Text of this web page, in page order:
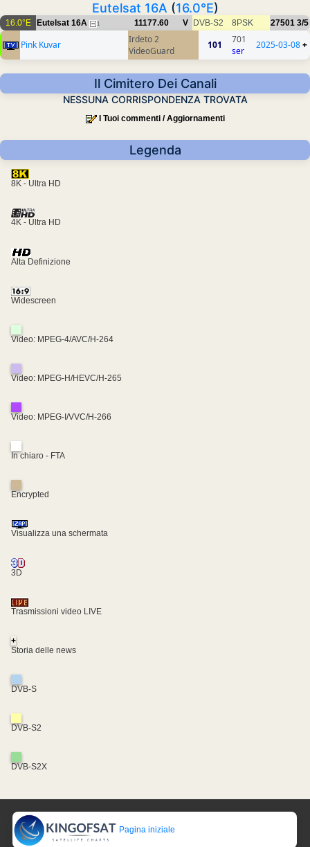
Eutelsat 16A (16.0°E)
16.0°E Eutelsat 16A 1 11177.60 V DVB-S2 8PSK 27501 3/5
Pink Kuvar
Irdeto 2
VideoGuard
101
701
ser
2025-03-08+
Il Cimitero Dei Canali
NESSUNA CORRISPONDENZA TROVATA
I Tuoi commenti / Aggiornamenti
Legenda
8K - Ultra HD
4K - Ultra HD
Alta Definizione
Widescreen
Video: MPEG-4/AVC/H-264
Video: MPEG-H/HEVC/H-265
Video: MPEG-I/VVC/H-266
In chiaro - FTA
Encrypted
Visualizza una schermata
3D
Trasmissioni video LIVE
+
Storia delle news
DVB-S
DVB-S2
DVB-S2X
Pagina iniziale